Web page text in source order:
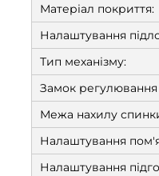
Матеріал покриття:
Налаштування
Тип механізму:
Замок регулювання
Межа нахилу
Налаштування
Налаштування